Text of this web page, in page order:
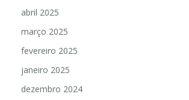
abril 2025
março 2025
fevereiro 2025
janeiro 2025
dezembro 2024